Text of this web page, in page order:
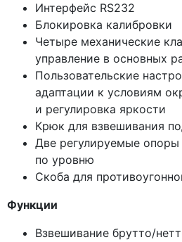
Интерфейс RS232
Блокировка калибровки
Четыре механические
управление в основных
Пользовательские
адаптации к условиям
и регулировка яркости
Крюк для взвешивания
Две регулируемые опоры
по уровню
Скоба для
Функции
Взвешивание брутто/